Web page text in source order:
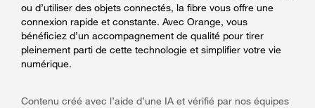
ou d’utiliser des objets connectés, la fibre vous offre une
connexion rapide et constante. Avec Orange, vous
bénéficiez d’un accompagnement de qualité pour tirer
pleinement parti de cette technologie et simplifier votre vie
numérique.
Contenu créé avec l’aide d’une IA et vérifié par nos équipes